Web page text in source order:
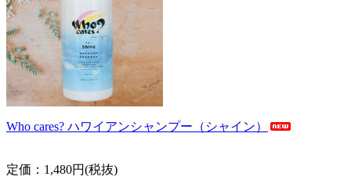
Who cares? ハワイアンシャンプー（シャイン）
定価：1,480円(税抜)